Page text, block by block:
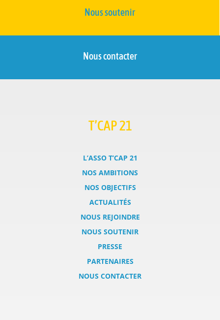
Nous soutenir
Nous contacter
T’CAP 21
L’ASSO T’CAP 21
NOS AMBITIONS
NOS OBJECTIFS
ACTUALITÉS
NOUS REJOINDRE
NOUS SOUTENIR
PRESSE
PARTENAIRES
NOUS CONTACTER